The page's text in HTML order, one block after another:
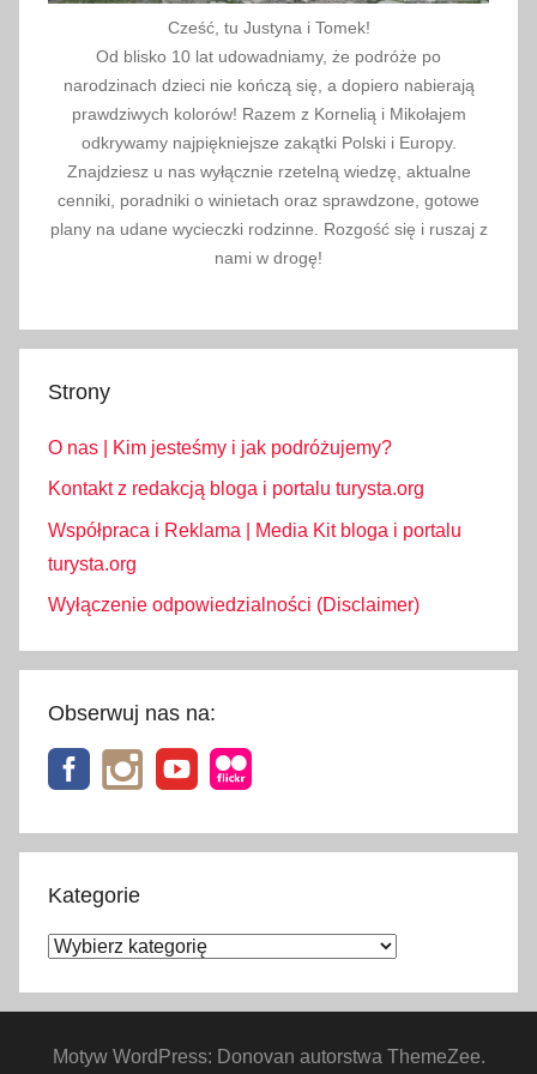
Cześć, tu Justyna i Tomek!
Od blisko 10 lat udowadniamy, że podróże po
narodzinach dzieci nie kończą się, a dopiero nabierają
prawdziwych kolorów! Razem z Kornelią i Mikołajem
odkrywamy najpiękniejsze zakątki Polski i Europy.
Znajdziesz u nas wyłącznie rzetelną wiedzę, aktualne
cenniki, poradniki o winietach oraz sprawdzone, gotowe
plany na udane wycieczki rodzinne. Rozgość się i ruszaj z
nami w drogę!
Strony
O nas | Kim jesteśmy i jak podróżujemy?
Kontakt z redakcją bloga i portalu turysta.org
Współpraca i Reklama | Media Kit bloga i portalu
turysta.org
Wyłączenie odpowiedzialności (Disclaimer)
Obserwuj nas na:
Kategorie
Kategorie
Motyw WordPress: Donovan autorstwa ThemeZee.